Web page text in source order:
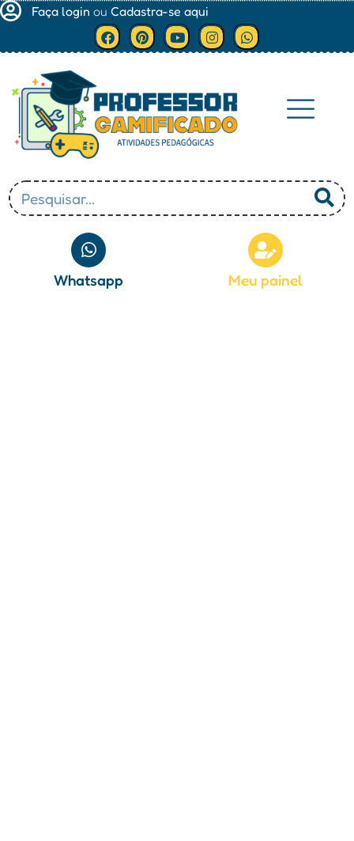
Faça login ou Cadastra-se aqui
Whatsapp Meu painel